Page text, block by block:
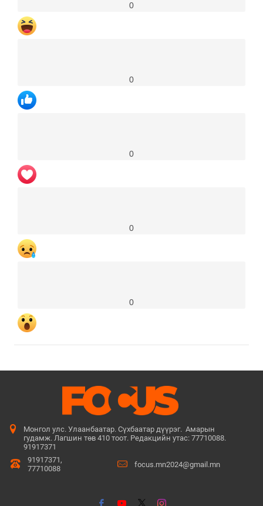
0
0
0
0
0
Монгол улс. Улаанбаатар. Сүхбаатар дүүрэг. Амарын
гудамж. Лагшин төв 410 тоот. Редакцийн утас: 77710088.
91917371
91917371,
77710088
focus.mn2024@gmail.mn